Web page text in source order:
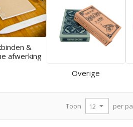
&
afwerking
Overige
Toon per